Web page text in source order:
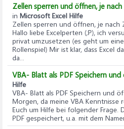
Zellen sperren und öffnen, je
in Microsoft Excel Hilfe
Zellen sperren und öffnen, je nach
Hallo liebe Excelperten (;P), ich
privat umzusetzen (es geht um
Rollenspiel) Mir ist klar, dass Excel
da...
VBA- Blatt als PDF Speichern
Hilfe
VBA- Blatt als PDF Speichern und
Morgen, da meine VBA
Euch um Hilfe bei folgender Frage.
PDF gespeichert, u.a. mit dem